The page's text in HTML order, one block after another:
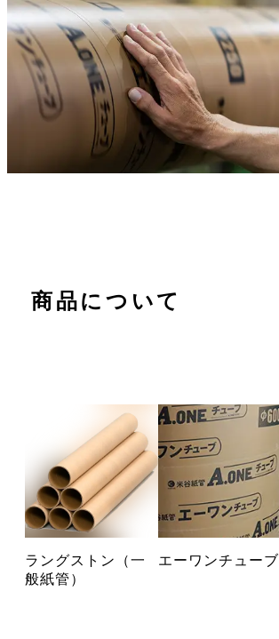
商品について
ラングストン（一
般紙管）
エーワンチューブ